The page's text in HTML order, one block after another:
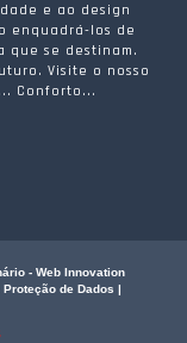
e ao design
enquadrá-los de
que se destinam.
Visite o nosso
Conforto...
- Web Innovation
de Dados |